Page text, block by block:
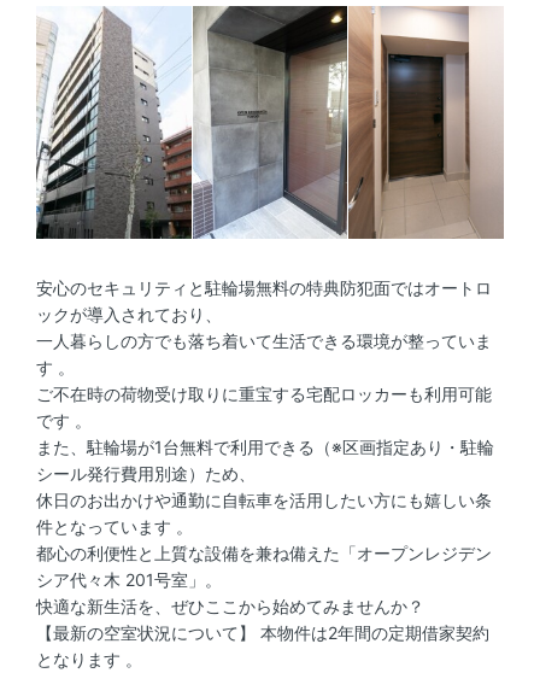
安心のセキュリティと駐輪場無料の特典防犯面ではオートロ
ックが導入されており、
一人暮らしの方でも落ち着いて生活できる環境が整っていま
す 。
ご不在時の荷物受け取りに重宝する宅配ロッカーも利用可能
です 。
また、駐輪場が1台無料で利用できる（※区画指定あり・駐輪
シール発行費用別途）ため、
休日のお出かけや通勤に自転車を活用したい方にも嬉しい条
件となっています 。
都心の利便性と上質な設備を兼ね備えた「オープンレジデン
シア代々木 201号室」。
快適な新生活を、ぜひここから始めてみませんか？
【最新の空室状況について】 本物件は2年間の定期借家契約
となります 。